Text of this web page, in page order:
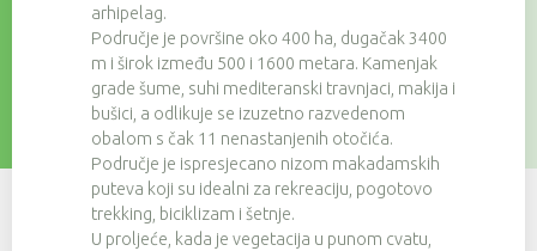
arhipelag.
Područje je površine oko 400 ha, dugačak 3400
m i širok između 500 i 1600 metara. Kamenjak
grade šume, suhi mediteranski travnjaci, makija i
bušici, a odlikuje se izuzetno razvedenom
obalom s čak 11 nenastanjenih otočića.
Područje je ispresjecano nizom makadamskih
puteva koji su idealni za rekreaciju, pogotovo
trekking, biciklizam i šetnje.
U proljeće, kada je vegetacija u punom cvatu,